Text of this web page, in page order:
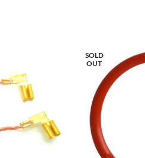
SOLD
OUT